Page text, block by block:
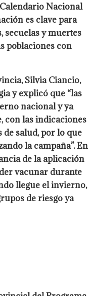
Nacional
es clave para
secuelas y muertes
poblaciones con
Silvia Ciancio,
y explicó que “las
nacional y ya
con las indicaciones
salud, por lo que
la campaña”. En
de la aplicación
vacunar durante
llegue el invierno,
de riesgo ya